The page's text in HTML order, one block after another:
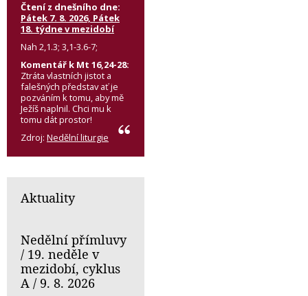
Čtení z dnešního dne:
Pátek 7. 8. 2026, Pátek
18. týdne v mezidobí
Nah 2,1.3; 3,1-3.6-7;
Komentář k Mt 16,24-28:
Ztráta vlastních jistot a
falešných představ ať je
pozváním k tomu, aby mě
Ježíš naplnil. Chci mu k
tomu dát prostor!
Zdroj: Nedělní liturgie
Aktuality
Nedělní přímluvy
/ 19. neděle v
mezidobí, cyklus
A / 9. 8. 2026